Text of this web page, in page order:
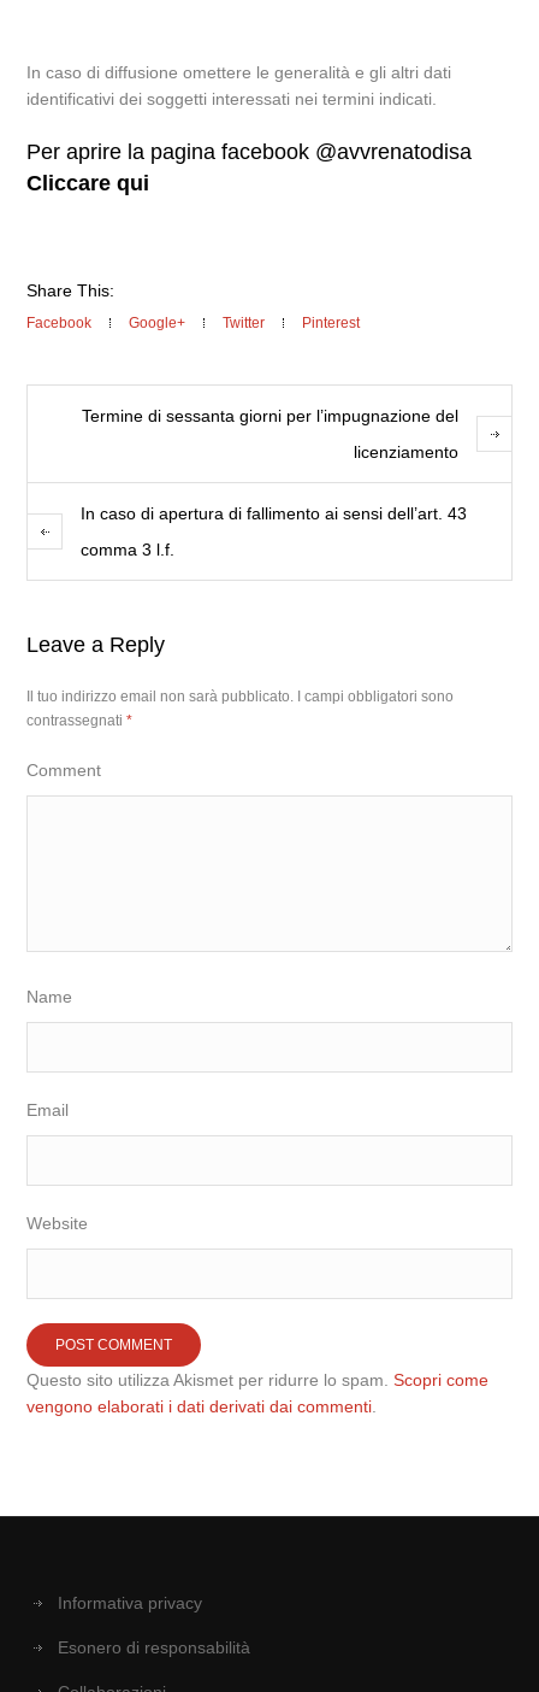
In caso di diffusione omettere le generalità e gli altri dati
identificativi dei soggetti interessati nei termini indicati.
Per aprire la pagina facebook @avvrenatodisa
Cliccare qui
Share This:
Facebook Google+ Twitter Pinterest
Termine di sessanta giorni per l’impugnazione del
licenziamento
In caso di apertura di fallimento ai sensi dell’art. 43
comma 3 l.f.
Leave a Reply
Il tuo indirizzo email non sarà pubblicato.
I campi obbligatori sono
contrassegnati*
Comment
Name
Email
Website
Questo sito utilizza Akismet per ridurre lo spam.Scopri come
vengono elaborati i dati derivati dai commenti
Informativa privacy
Esonero di responsabilità